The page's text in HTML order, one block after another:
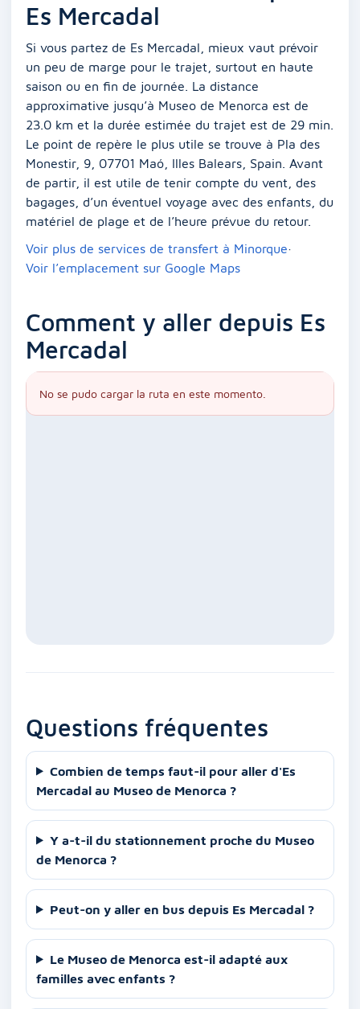
Es Mercadal
Si vous partez de Es Mercadal, mieux vaut prévoir
un peu de marge pour le trajet, surtout en haute
saison ou en fin de journée. La distance
approximative jusqu’à Museo de Menorca est de
23.0 km et la durée estimée du trajet est de 29 min.
Le point de repère le plus utile se trouve à Pla des
Monestir, 9, 07701 Maó, Illes Balears, Spain. Avant
de partir, il est utile de tenir compte du vent, des
bagages, d’un éventuel voyage avec des enfants, du
matériel de plage et de l’heure prévue du retour.
Voir plus de services de transfert à Minorque·
Voir l’emplacement sur Google Maps
Comment y aller depuis Es
Mercadal
No se pudo cargar la ruta en este momento.
Questions fréquentes
Combien de temps faut-il pour aller d'Es
Mercadal au Museo de Menorca ?
Y a-t-il du stationnement proche du Museo
de Menorca ?
Peut-on y aller en bus depuis Es Mercadal ?
Le Museo de Menorca est-il adapté aux
familles avec enfants ?